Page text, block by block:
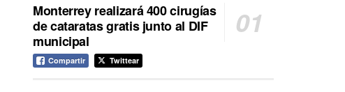
Monterrey realizará 400 cirugías
de cataratas gratis junto al DIF
municipal
Compartir Twittear